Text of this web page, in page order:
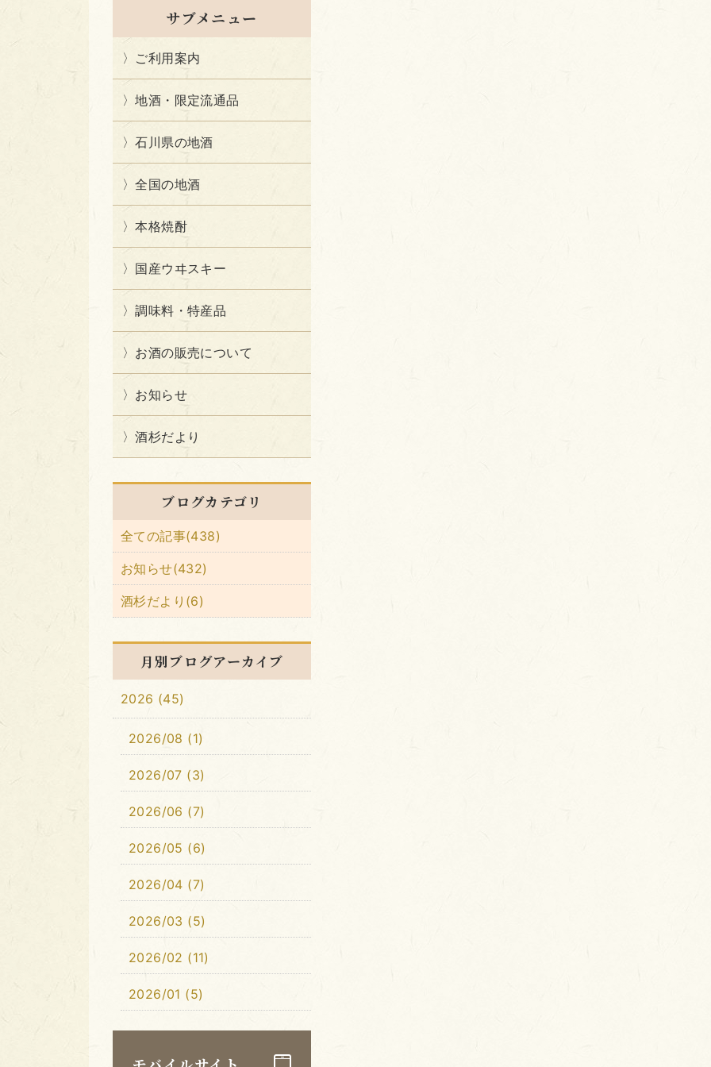
サブメニュー
ご利用案内
地酒・限定流通品
石川県の地酒
全国の地酒
本格焼酎
国産ウヰスキー
調味料・特産品
お酒の販売について
お知らせ
酒杉だより
ブログカテゴリ
全ての記事(438)
お知らせ(432)
酒杉だより(6)
月別ブログアーカイブ
2026 (45)
2026/08 (1)
2026/07 (3)
2026/06 (7)
2026/05 (6)
2026/04 (7)
2026/03 (5)
2026/02 (11)
2026/01 (5)